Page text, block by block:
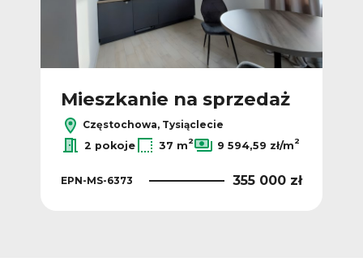
Mieszkanie na sprzedaż
Częstochowa, Tysiąclecie
2 pokoje
37 m2 9 594,59 zł/m2
EPN-MS-6373 355 000 zł